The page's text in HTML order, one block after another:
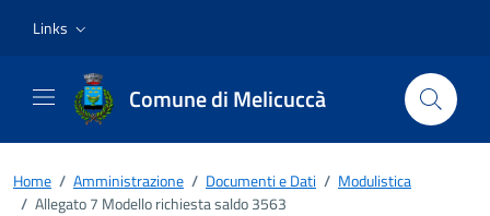
Links
Comune di Melicuccà
Home / Amministrazione / Documenti e Dati / Modulistica
/ Allegato 7 Modello richiesta saldo 3563